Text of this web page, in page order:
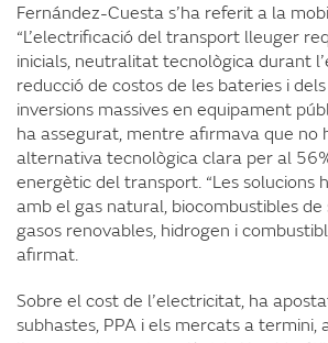
Fernández-Cuesta s’ha referit a la
“L’electrificació del transport lleuger
inicials, neutralitat tecnològica durant
reducció de costos de les bateries i
inversions massives en equipament
ha assegurat, mentre afirmava que no
alternativa tecnològica clara per al
energètic del transport. “Les solucions
amb el gas natural, biocombustibles de
gasos renovables, hidrogen i
afirmat.
Sobre el cost de l’electricitat, ha
subhastes, PPA i els mercats a termini,